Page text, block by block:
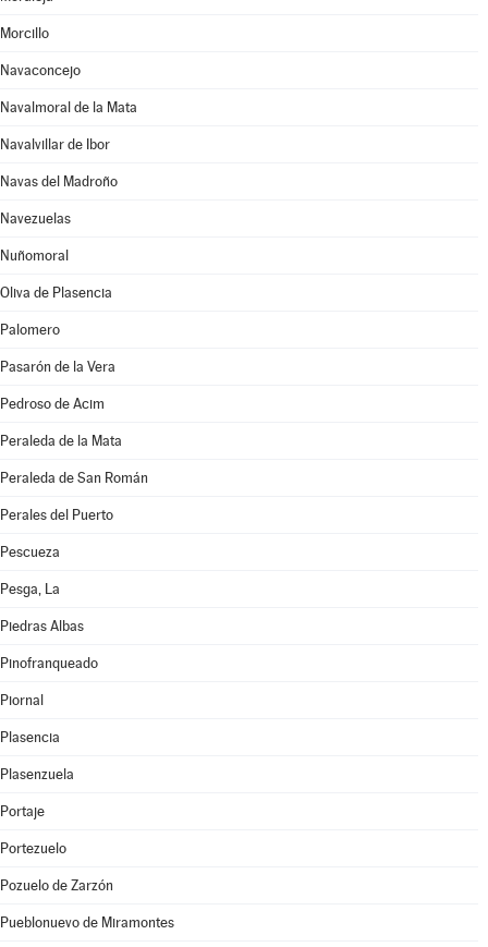
Morcillo
Navaconcejo
Navalmoral de la Mata
Navalvillar de Ibor
Navas del Madroño
Navezuelas
Nuñomoral
Oliva de Plasencia
Palomero
Pasarón de la Vera
Pedroso de Acim
Peraleda de la Mata
Peraleda de San Román
Perales del Puerto
Pescueza
Pesga, La
Piedras Albas
Pinofranqueado
Piornal
Plasencia
Plasenzuela
Portaje
Portezuelo
Pozuelo de Zarzón
Pueblonuevo de Miramontes